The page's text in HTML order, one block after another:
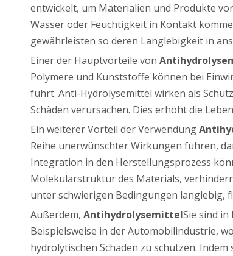
entwickelt, um Materialien und Produkte
Wasser oder Feuchtigkeit in Kontakt
gewährleisten so deren Langlebigkeit in
Einer der Hauptvorteile von
Polymere und Kunststoffe können bei
führt. Anti-Hydrolysemittel wirken als
Schäden verursachen. Dies erhöht die
Ein weiterer Vorteil der Verwendung
Reihe unerwünschter Wirkungen führen,
Integration in den Herstellungsprozess
Molekularstruktur des Materials,
unter schwierigen Bedingungen langlebig,
Außerdem, AntihydrolysemittelSie sind
Beispielsweise in der Automobilindustrie,
hydrolytischen Schäden zu schützen.